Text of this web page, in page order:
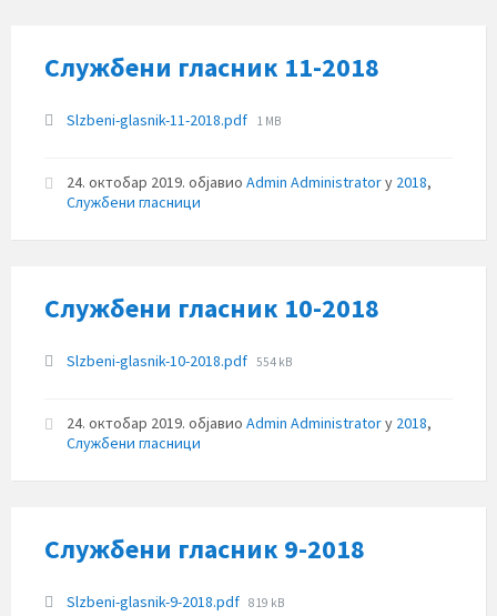
Службени гласник 11-2018
Прилози
Slzbeni-glasnik-11-2018.pdf File
1 MB
24. октобар 2019. објавио Admin Administratorу 2018,
Службени гласници
Службени гласник 10-2018
Прилози
Slzbeni-glasnik-10-2018.pdf File
554 kB
24. октобар 2019. објавио Admin Administratorу 2018,
Службени гласници
Службени гласник 9-2018
Прилози
Slzbeni-glasnik-9-2018.pdf File
819 kB